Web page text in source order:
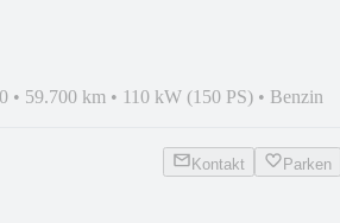
• 59.700 km • 110 kW (150 PS) • Benzin
Kontakt Parken